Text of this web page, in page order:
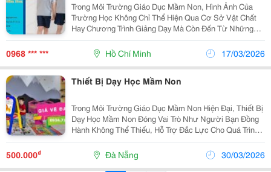
Trong Môi Trường Giáo Dục Mầm Non, Hình Ảnh Của
Trường Học Không Chỉ Thể Hiện Qua Cơ Sở Vật Chất
Hay Chương Trình Giảng Dạy Mà Còn Đến Từ Những
Chi Tiết Nhỏ Như Đồng Phục Của Các Bé. Một Bộ Đồng
Phục Được Thiết Kế Đẹp Mắt, Dễ Thương Và Thoải Mái
0968 *** *** Hồ Chí Minh 17/03/2026
Thiết Bị Dạy Học Mầm Non
Trong Môi Trường Giáo Dục Mầm Non Hiện Đại, Thiết Bị
Dạy Học Mầm Non Đóng Vai Trò Như Người Bạn Đồng
Hành Không Thể Thiếu, Hỗ Trợ Đắc Lực Cho Quá Trình
Khám Phá Và Học Hỏi Của Trẻ. Những Công Cụ Này
Không Chỉ Là Đồ Chơi Mà Là Phương Tiện Giáo Dục...
500.000₫ Đà Nẵng 30/03/2026